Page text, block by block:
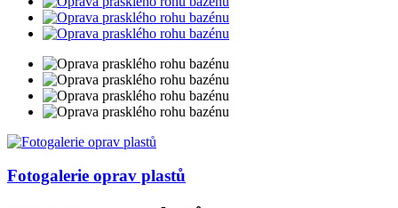
Fotogalerie oprav plastů